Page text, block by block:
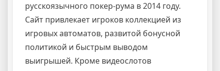
русскоязычного покер-рума в 2014 году.
Сайт привлекает игроков коллекцией из
игровых автоматов, развитой бонусной
политикой и быстрым выводом
выигрышей. Кроме видеослотов